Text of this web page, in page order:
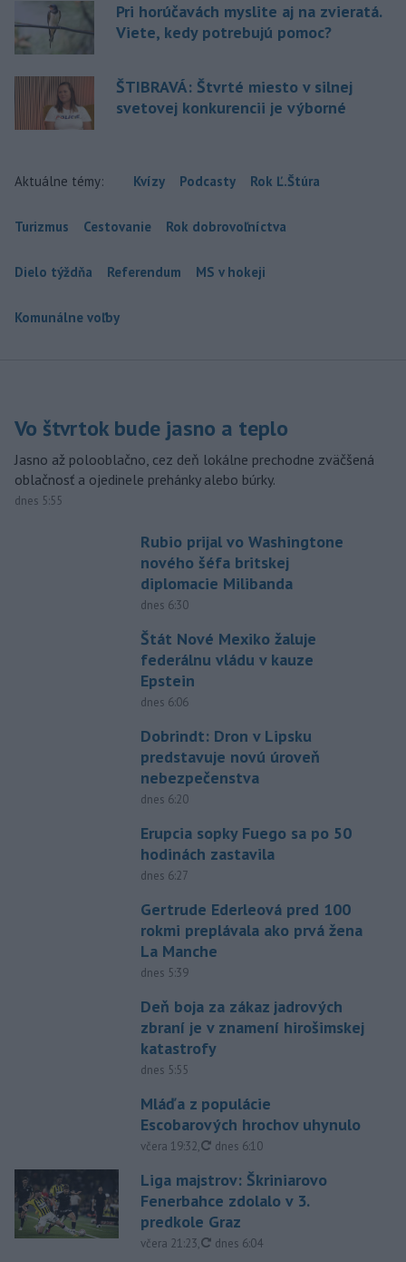
Pri horúčavách myslite aj na zvieratá.
Viete, kedy potrebujú pomoc?
ŠTIBRAVÁ: Štvrté miesto v silnej
svetovej konkurencii je výborné
Aktuálne témy: Kvízy Podcasty Rok Ľ.Štúra
Turizmus Cestovanie Rok dobrovoľníctva
Dielo týždňa Referendum MS v hokeji
Komunálne voľby
Vo štvrtok bude jasno a teplo
Jasno až polooblačno, cez deň lokálne prechodne zväčšená
oblačnosť a ojedinele prehánky alebo búrky.
dnes 5:55
Rubio prijal vo Washingtone
nového šéfa britskej
diplomacie Milibanda
dnes 6:30
Štát Nové Mexiko žaluje
federálnu vládu v kauze
Epstein
dnes 6:06
Dobrindt: Dron v Lipsku
predstavuje novú úroveň
nebezpečenstva
dnes 6:20
Erupcia sopky Fuego sa po 50
hodinách zastavila
dnes 6:27
Gertrude Ederleová pred 100
rokmi preplávala ako prvá žena
La Manche
dnes 5:39
Deň boja za zákaz jadrových
zbraní je v znamení hirošimskej
katastrofy
dnes 5:55
Mláďa z populácie
Escobarových hrochov uhynulo
včera 19:32, aktualizované
dnes 6:10
Liga majstrov: Škriniarovo
Fenerbahce zdolalo v 3.
predkole Graz
včera 21:23, aktualizované
dnes 6:04